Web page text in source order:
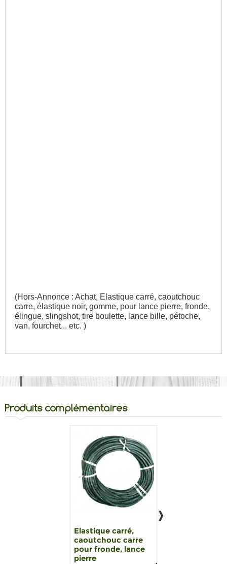
(Hors-Annonce : Achat, Elastique carré, caoutchouc
carre, élastique noir, gomme, pour lance pierre, fronde,
élingue, slingshot, tire boulette, lance bille, pétoche,
van, fourchet... etc. )
Produits complémentaires
Elastique carré,
caoutchouc carre
pour fronde, lance
pierre